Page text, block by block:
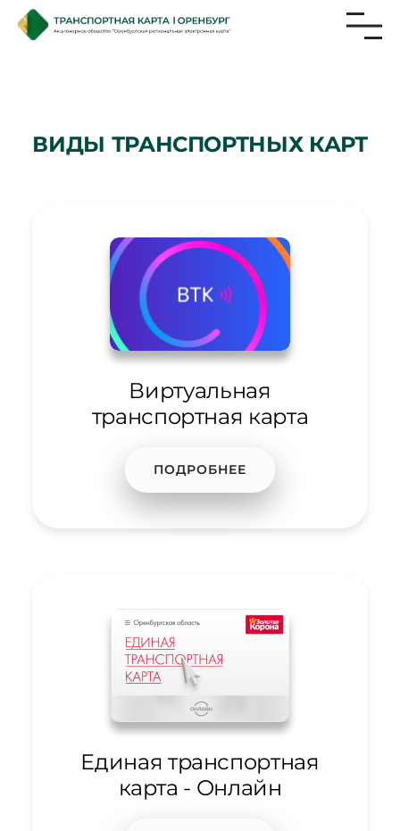
ВИДЫ ТРАНСПОРТНЫХ КАРТ
Виртуальная
транспортная карта
ПОДРОБНЕЕ
Единая транспортная
карта - Онлайн